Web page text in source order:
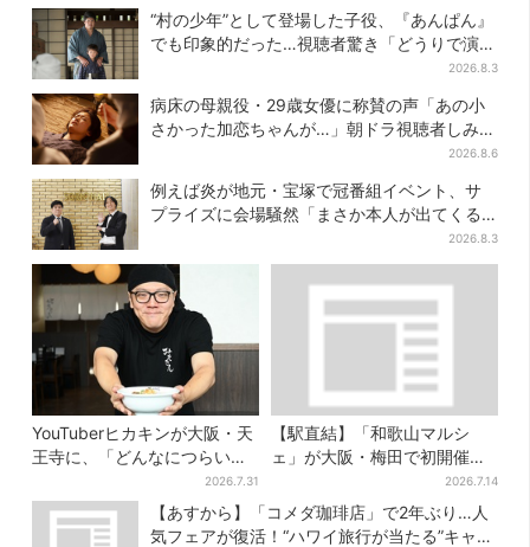
取っていたら…… 海外旅行
でのトラブル防止策を
“村の少年”として登場した子役、『あんぱん』
でも印象的だった…視聴者驚き「どうりで演技
2026.8.3
病床の母親役・29歳女優に称賛の声「あの小
さかった加恋ちゃんが…」朝ドラ視聴者しみじ
2026.8.6
例えば炎が地元・宝塚で冠番組イベント、サ
プライズに会場騒然「まさか本人が出てくる
2026.8.3
YouTuberヒカキンが大阪・天
王寺に、「どんなにつらい時
でも…」ラーメン愛＆兄セイ
キンとの思い出を語る
2026.7.31
【駅直結】「和歌山マルシ
ェ」が大阪・梅田で初開催！
桃・シャインマスカット・巨
峰がずらり
2026.7.14
【あすから】「コメダ珈琲店」で2年ぶり…人
気フェアが復活！“ハワイ旅行が当たる”キャン